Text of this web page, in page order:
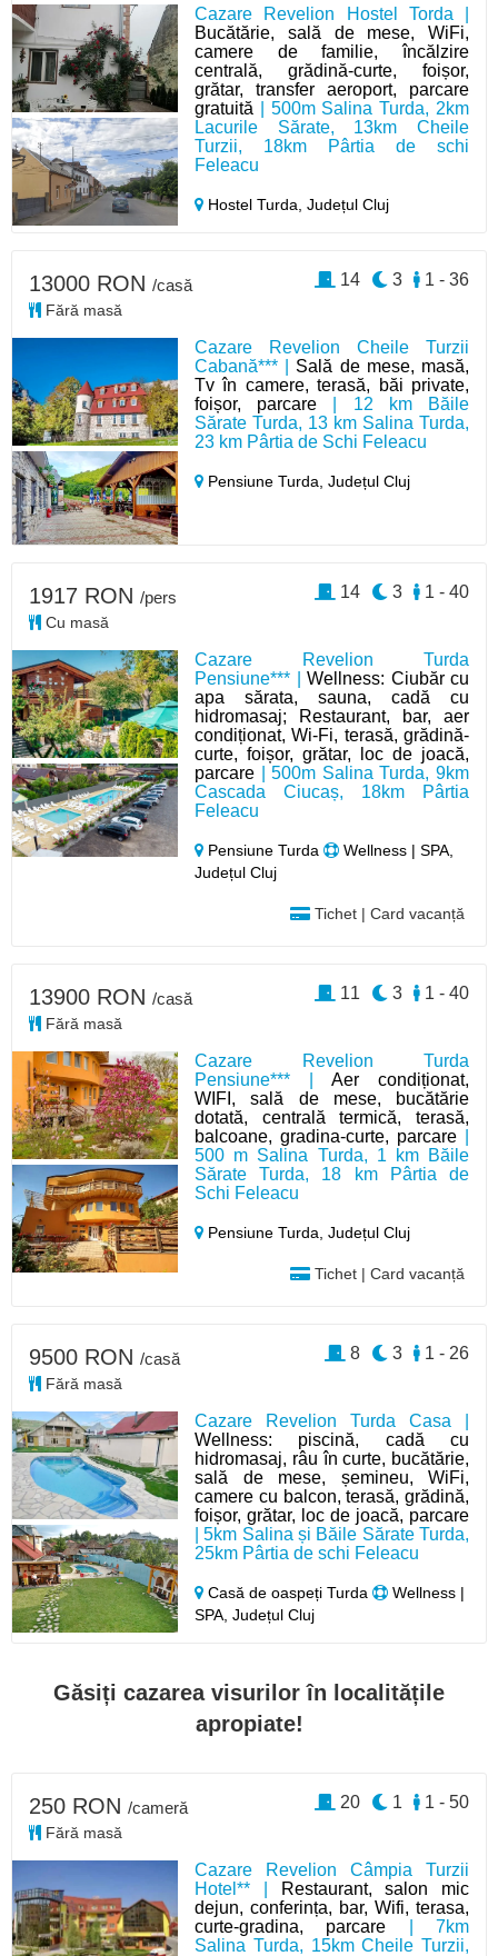
Cazare Revelion Hostel Torda |
Bucătărie, sală de mese, WiFi,
camere de familie, încălzire
centrală, grădină-curte, foișor,
grătar, transfer aeroport, parcare
gratuită | 500m Salina Turda, 2km
Lacurile Sărate, 13km Cheile
Turzii, 18km Pârtia de schi
Feleacu
Hostel Turda,Județul Cluj
Cazare Revelion Cheile Turzii
Cabană*** | Sală de mese, masă,
Tv în camere, terasă, băi private,
foișor, parcare | 12 km Băile
Sărate Turda, 13 km Salina Turda,
23 km Pârtia de Schi Feleacu
Pensiune Turda,Județul Cluj
13000 RON /casă
Fără masă
1 - 36
3
14
Cazare Revelion Turda
Pensiune*** |Wellness: Ciubăr cu
apa sărata, sauna, cadă cu
hidromasaj; Restaurant, bar, aer
condiționat, Wi-Fi, terasă, grădină-
curte, foișor, grătar, loc de joacă,
parcare | 500m Salina Turda, 9km
Cascada Ciucaș, 18km Pârtia
Feleacu
Pensiune Turda
Wellness | SPA,
Județul Cluj
Tichet | Card vacanță
1917 RON /pers
Cu masă
1 - 40
3
14
Cazare Revelion Turda
Pensiune*** |Aer condiționat,
WIFI, sală de mese, bucătărie
dotată, centrală termică, terasă,
balcoane, gradina-curte, parcare
500 m Salina Turda, 1 km Băile
Sărate Turda, 18 km Pârtia de
Schi Feleacu
Pensiune Turda,Județul Cluj
Tichet | Card vacanță
13900 RON /casă
Fără masă
1 - 40
3
11
Cazare Revelion Turda Casa |
Wellness: piscină, cadă cu
hidromasaj, râu în curte, bucătărie,
sală de mese, șemineu, WiFi,
camere cu balcon, terasă, grădină,
foișor, grătar, loc de joacă, parcare
| 5km Salina și Băile Sărate Turda,
25km Pârtia de schi Feleacu
Casă de oaspeți Turda
Wellness |
SPA, Județul Cluj
9500 RON /casă
Fără masă
1 - 26
3
8
Găsiți cazarea visurilor în localitățile
apropiate!
Cazare Revelion Câmpia Turzii
Hotel** |
Restaurant, salon mic
dejun, conferința, bar, Wifi, terasa,
curte-gradina, parcare | 7km
Salina Turda, 15km Cheile Turzii,
250 RON /cameră
Fără masă
1 - 50
1
20